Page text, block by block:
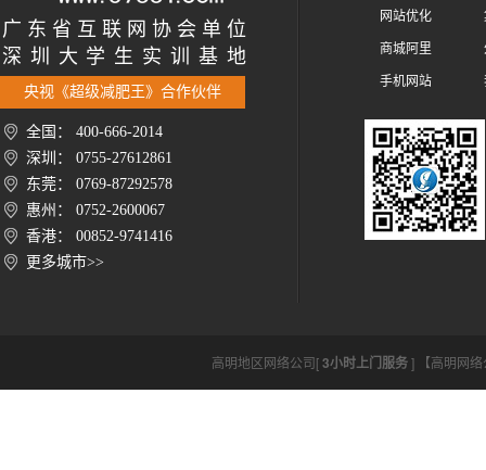
广 东 省 互 联 网 协 会 单 位
深 圳 大 学 生 实 训 基 地
央视《超级减肥王》合作伙伴
全国： 400-666-2014
深圳： 0755-27612861
东莞： 0769-87292578
惠州： 0752-2600067
香港： 00852-9741416
更多城市>>
网站优化
商城阿里
手机网站
高明地区网络公司[3小时上门服务] 【高明网